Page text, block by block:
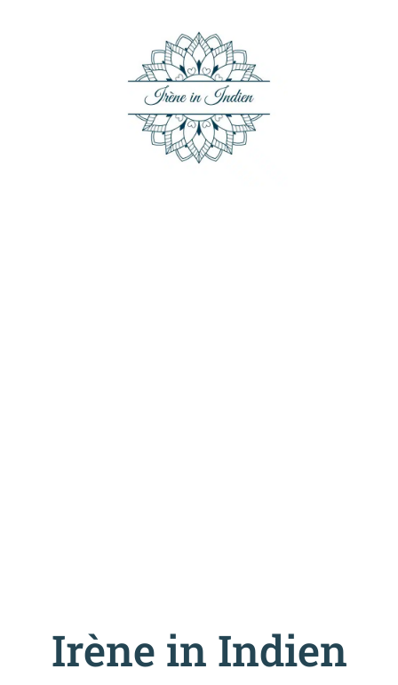
Irène in Indien